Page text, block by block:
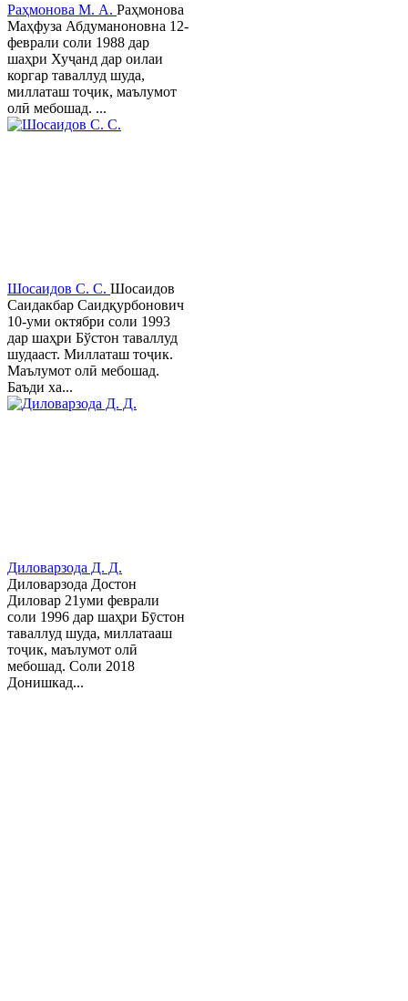
Раҳмонова М. А. Раҳмонова
Маҳфуза Абдуманоновна 12-
феврали соли 1988 дар
шаҳри Хуҷанд дар оилаи
коргар таваллуд шуда,
миллаташ тоҷик, маълумот
олӣ мебошад. ...
Шосаидов С. С. Шосаидов
Саидакбар Саидқурбонович
10-уми октябри соли 1993
дар шаҳри Бўстон таваллуд
шудааст. Миллаташ тоҷик.
Маълумот олӣ мебошад.
Баъди ха...
Диловарзода Д. Д.
Диловарзода Достон
Диловар 21уми феврали
соли 1996 дар шаҳри Бӯстон
таваллуд шуда, миллатааш
тоҷик, маълумот олӣ
мебошад. Соли 2018
Донишкад...